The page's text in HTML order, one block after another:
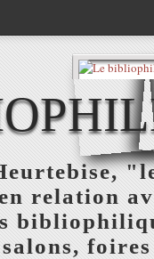
relation
salons,